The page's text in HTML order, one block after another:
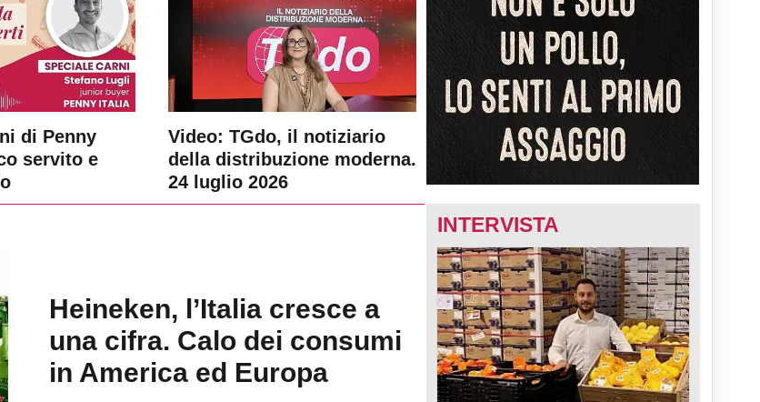
di Penny
servito e
Video: TGdo, il notiziario
della distribuzione moderna.
24 luglio 2026
Heineken, l’Italia cresce a
una cifra. Calo dei consumi
in America ed Europa
INTERVISTA